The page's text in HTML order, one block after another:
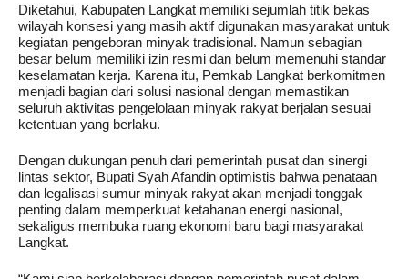
Diketahui, Kabupaten Langkat memiliki sejumlah titik bekas
wilayah konsesi yang masih aktif digunakan masyarakat untuk
kegiatan pengeboran minyak tradisional. Namun sebagian
besar belum memiliki izin resmi dan belum memenuhi standar
keselamatan kerja. Karena itu, Pemkab Langkat berkomitmen
menjadi bagian dari solusi nasional dengan memastikan
seluruh aktivitas pengelolaan minyak rakyat berjalan sesuai
ketentuan yang berlaku.
Dengan dukungan penuh dari pemerintah pusat dan sinergi
lintas sektor, Bupati Syah Afandin optimistis bahwa penataan
dan legalisasi sumur minyak rakyat akan menjadi tonggak
penting dalam memperkuat ketahanan energi nasional,
sekaligus membuka ruang ekonomi baru bagi masyarakat
Langkat.